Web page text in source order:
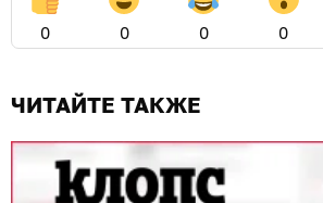
0 0 0 0
ЧИТАЙТЕ ТАКЖЕ